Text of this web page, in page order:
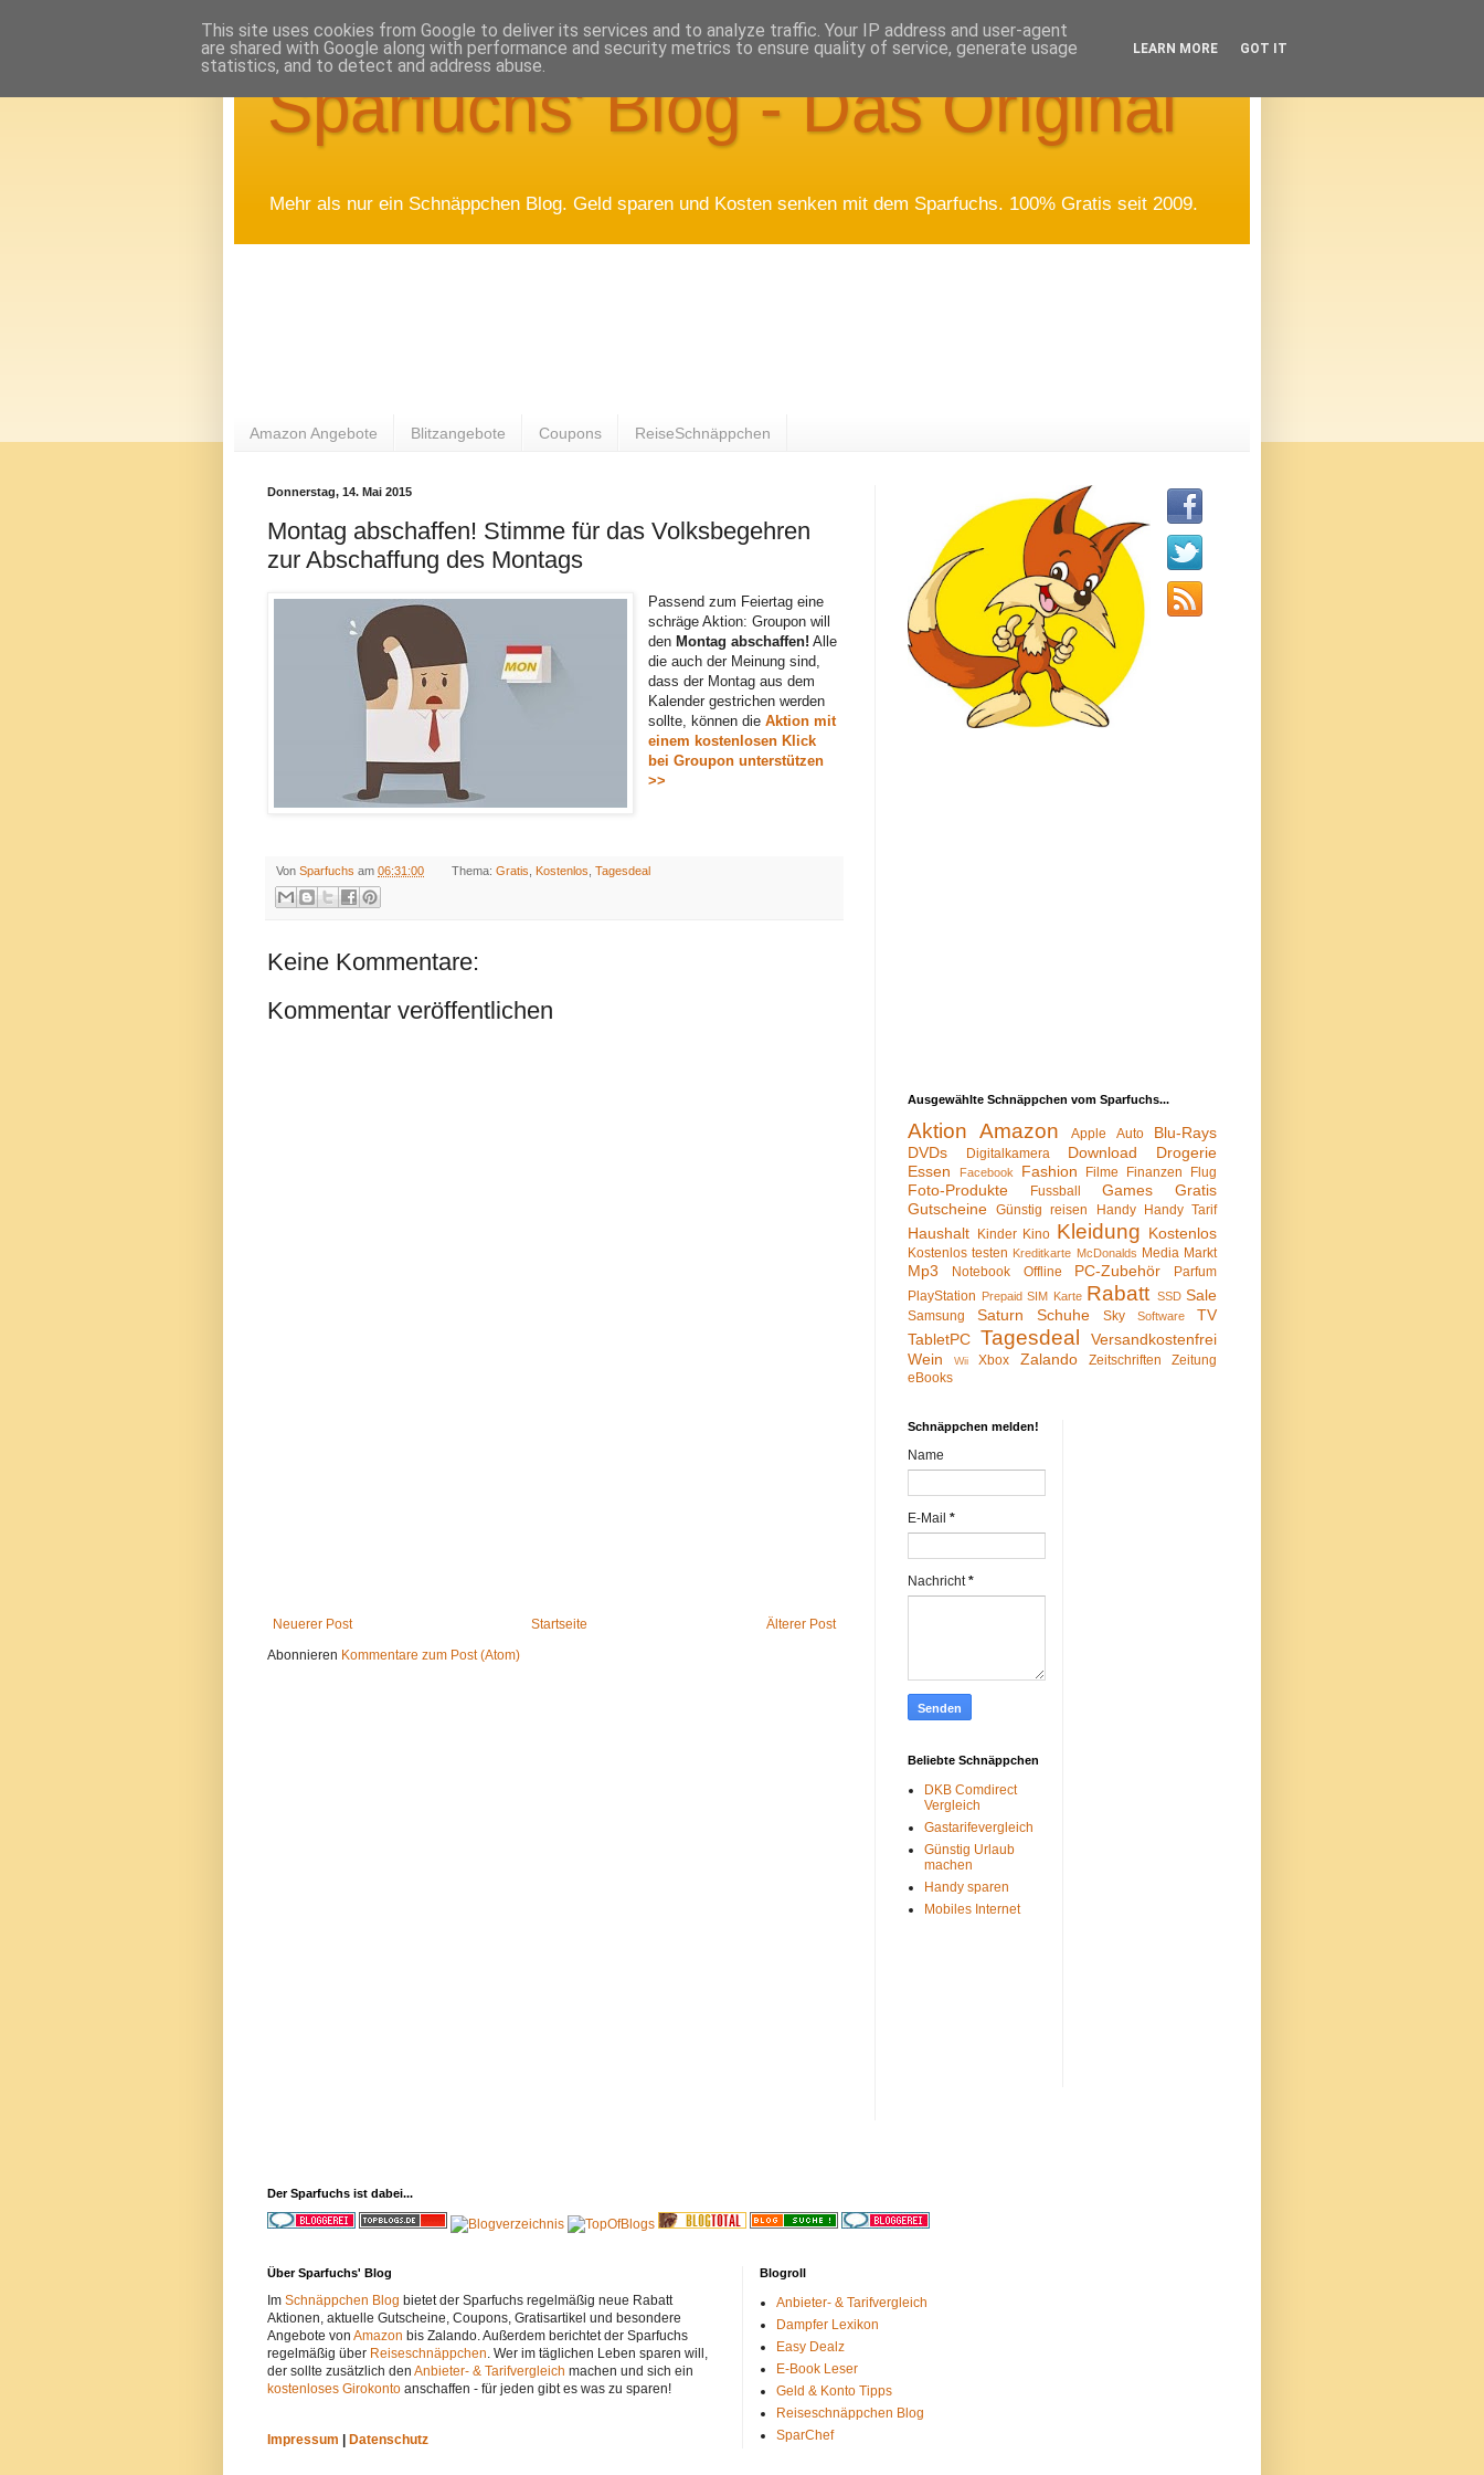
Sparfuchs' Blog - Das Original
Mehr als nur ein Schnäppchen Blog. Geld sparen und Kosten senken mit dem Sparfuchs. 100% Gratis seit 2009.
Amazon Angebote Blitzangebote Coupons ReiseSchnäppchen
Donnerstag, 14. Mai 2015
Montag abschaffen! Stimme für das Volksbegehren
zur Abschaffung des Montags
Passend zum Feiertag eine
schräge Aktion: Groupon will
den Montag abschaffen! Alle
die auch der Meinung sind,
dass der Montag aus dem
Kalender gestrichen werden
sollte, können dieAktion mit
einem kostenlosen Klick
bei Groupon unterstützen
>>
Von Sparfuchs am 06:31:00 Thema: Gratis Kostenlos Tagesdeal
Keine Kommentare:
Kommentar veröffentlichen
Neuerer Post Älterer Post
Startseite
Abonnieren Kommentare zum Post (Atom)
Ausgewählte Schnäppchen vom Sparfuchs...
Aktion Amazon Apple Auto
Blu-Rays
DVDs
Digitalkamera Download
Drogerie
Essen
Facebook Fashion Filme Finanzen Flug
Foto-Produkte Fussball Games
Gratis
Gutscheine Günstig reisen Handy Handy Tarif
Haushalt Kinder Kino Kleidung Kostenlos
Kostenlos testen Kreditkarte McDonalds Media Markt
Mp3 Notebook Offline PC-Zubehör
Parfum
PlayStation Prepaid SIM Karte Rabatt SSD Sale
Samsung Saturn Schuhe Sky Software
TV
TabletPC Tagesdeal
Versandkostenfrei
Wein
Wii Xbox Zalando Zeitschriften
Zeitung
eBooks
Schnäppchen melden!
Name
E-Mail *
Nachricht*
Beliebte Schnäppchen
DKB Comdirect
Vergleich
Gastarifevergleich
Günstig Urlaub
machen
Handy sparen
Mobiles Internet
Der Sparfuchs ist dabei...
Über Sparfuchs' Blog
Im Schnäppchen Blog bietet der Sparfuchs regelmäßig neue Rabatt
Aktionen, aktuelle Gutscheine, Coupons, Gratisartikel und besondere
Angebote von Amazon bis Zalando. Außerdem berichtet der Sparfuchs
regelmäßig über Reiseschnäppchen. Wer im täglichen Leben sparen will,
der sollte zusätzlich den Anbieter- & Tarifvergleich machen und sich ein
kostenloses Girokonto anschaffen - für jeden gibt es was zu sparen!
Impressum Datenschutz
Blogroll
Anbieter- & Tarifvergleich
Dampfer Lexikon
Easy Dealz
E-Book Leser
Geld & Konto Tipps
Reiseschnäppchen Blog
SparChef
This site uses cookies from Google to deliver its services and to analyze traffic. Your IP address and user-agent
are shared with Google along with performance and security metrics to ensure quality of service, generate usage
statistics, and to detect and address abuse.
LEARN MORE GOT IT